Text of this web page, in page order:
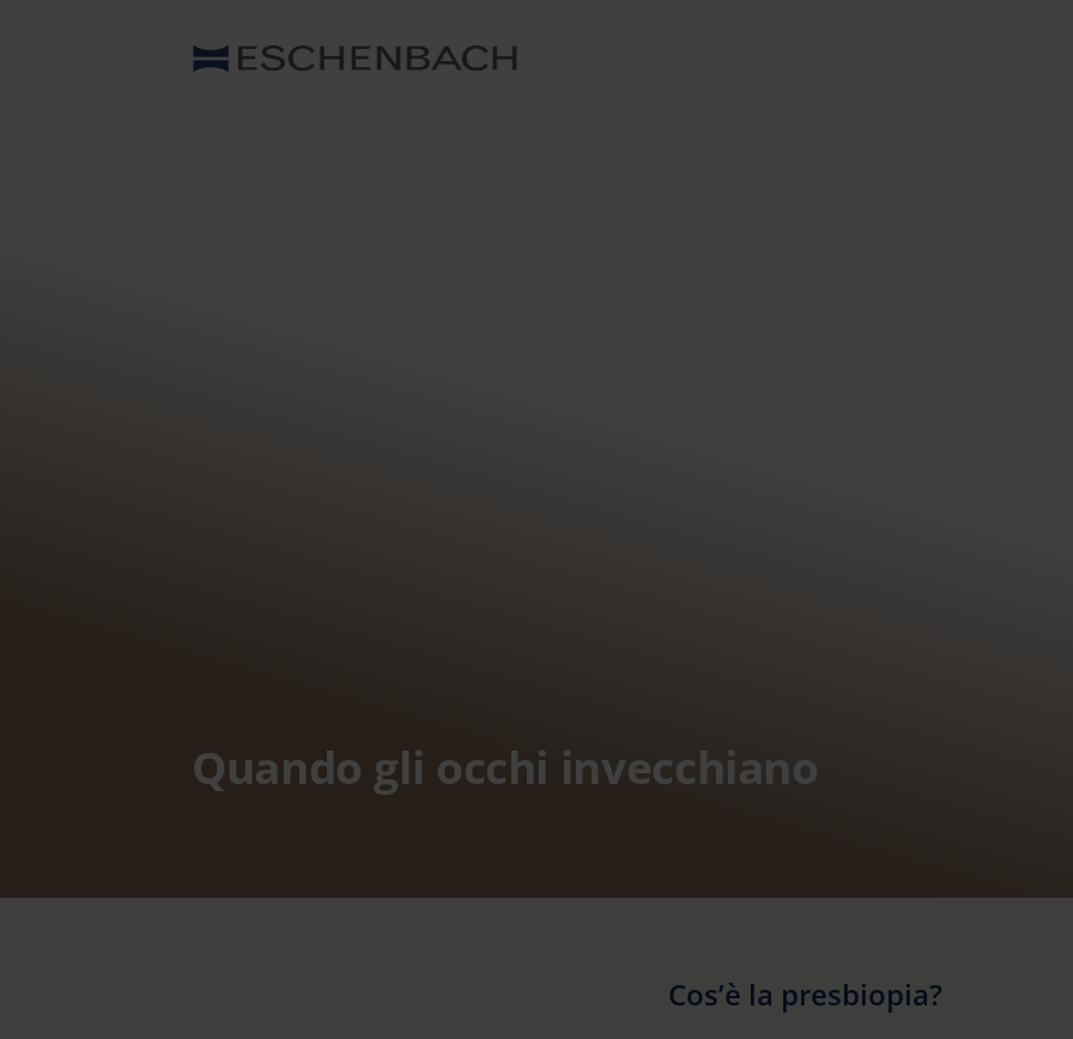
Quando gli occhi invecchiano
Cos’è la presbiopia?